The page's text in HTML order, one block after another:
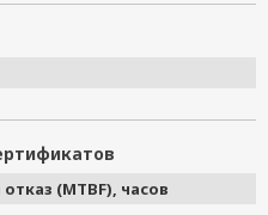
(MTBF), часов